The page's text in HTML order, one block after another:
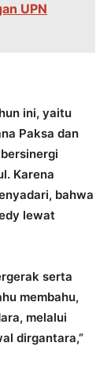
UPN
ini, yaitu
Paksa dan
Karena
bahwa
lewat
serta
membahu,
melalui
dirgantara,”